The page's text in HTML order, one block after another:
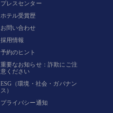
プレスセンター
ホテル受賞歴
お問い合わせ
採用情報
予約のヒント
重要なお知らせ：詐欺にご注
意ください
ESG（環境・社会・ガバナン
ス）
プライバシー通知